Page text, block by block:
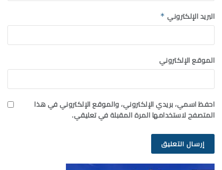
البريد الإلكتروني *
الموقع الإلكتروني
احفظ اسمي، بريدي الإلكتروني، والموقع الإلكتروني في هذا
المتصفح لاستخدامها المرة المقبلة في تعليقي.